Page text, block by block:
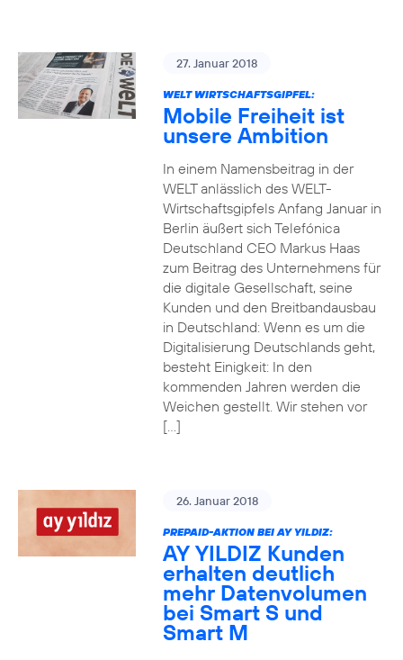
27. Januar 2018
WELT WIRTSCHAFTSGIPFEL:
Mobile Freiheit ist
unsere Ambition
In einem Namensbeitrag in der
WELT anlässlich des WELT-
Wirtschaftsgipfels Anfang Januar in
Berlin äußert sich Telefónica
Deutschland CEO Markus Haas
zum Beitrag des Unternehmens für
die digitale Gesellschaft, seine
Kunden und den Breitbandausbau
in Deutschland: Wenn es um die
Digitalisierung Deutschlands geht,
besteht Einigkeit: In den
kommenden Jahren werden die
Weichen gestellt. Wir stehen vor
[…]
26. Januar 2018
PREPAID-AKTION BEI AY YILDIZ:
AY YILDIZ Kunden
erhalten deutlich
mehr Datenvolumen
bei Smart S und
Smart M